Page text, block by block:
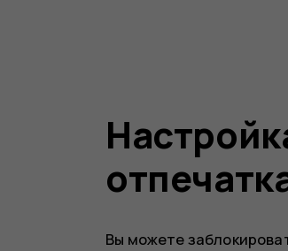
Вы можете